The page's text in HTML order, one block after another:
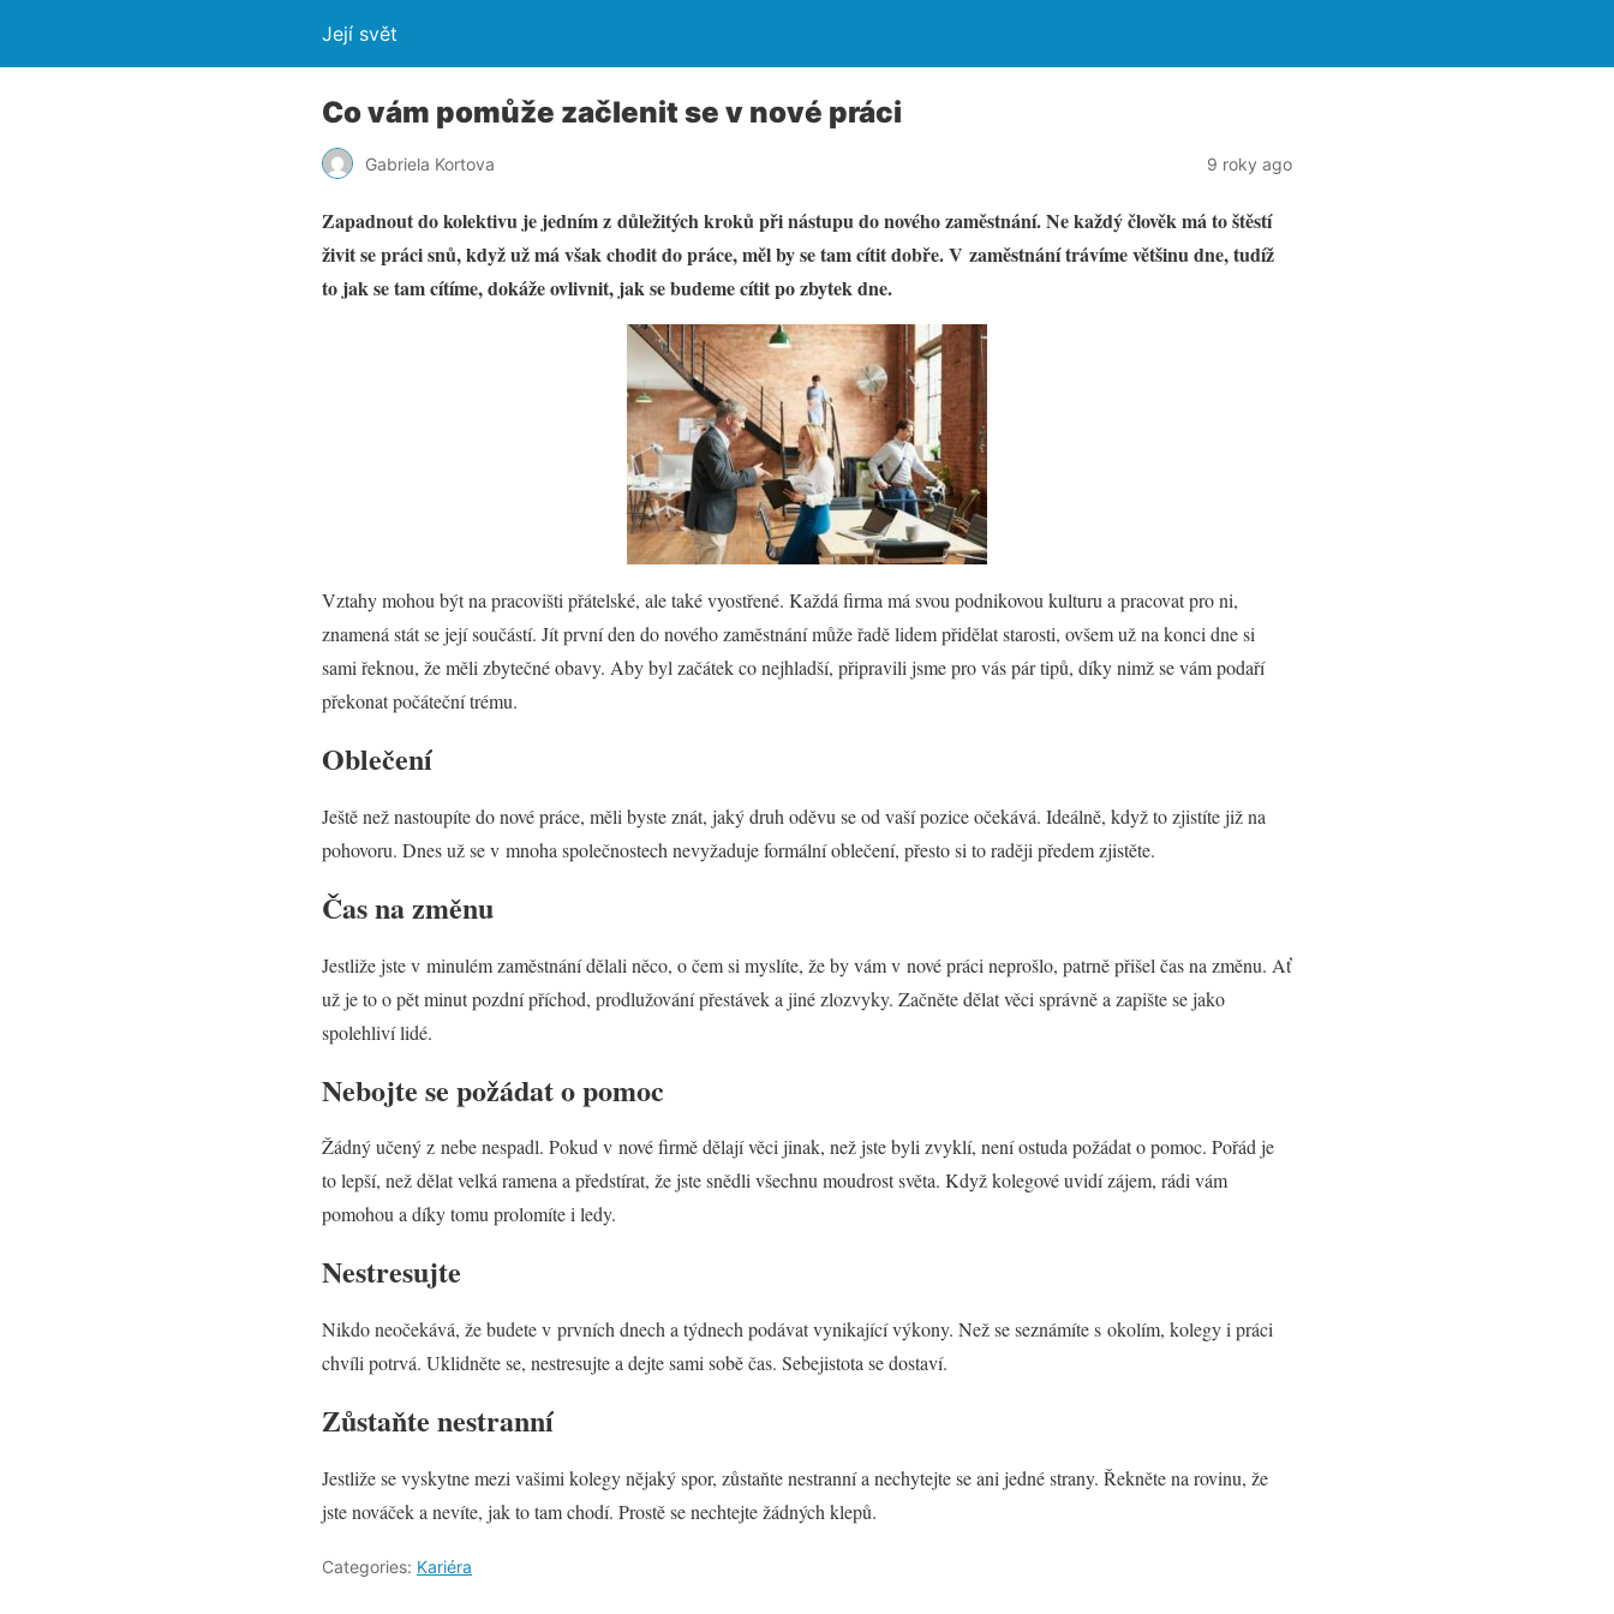
Její svět
Co vám pomůže začlenit se v nové práci
Gabriela Kortova 9 roky ago
Zapadnout do kolektivu je jedním z důležitých kroků při nástupu do nového zaměstnání. Ne každý člověk má to štěstí
živit se práci snů, když už má však chodit do práce, měl by se tam cítit dobře. V zaměstnání trávíme většinu dne, tudíž
to jak se tam cítíme, dokáže ovlivnit, jak se budeme cítit po zbytek dne.
Vztahy mohou být na pracovišti přátelské, ale také vyostřené. Každá firma má svou podnikovou kulturu a pracovat pro ni,
znamená stát se její součástí. Jít první den do nového zaměstnání může řadě lidem přidělat starosti, ovšem už na konci dne si
sami řeknou, že měli zbytečné obavy. Aby byl začátek co nejhladší, připravili jsme pro vás pár tipů, díky nimž se vám podaří
překonat počáteční trému.
Oblečení
Ještě než nastoupíte do nové práce, měli byste znát, jaký druh oděvu se od vaší pozice očekává. Ideálně, když to zjistíte již na
pohovoru. Dnes už se v mnoha společnostech nevyžaduje formální oblečení, přesto si to raději předem zjistěte.
Čas na změnu
Jestliže jste v minulém zaměstnání dělali něco, o čem si myslíte, že by vám v nové práci neprošlo, patrně přišel čas na změnu. Ať
už je to o pět minut pozdní příchod, prodlužování přestávek a jiné zlozvyky. Začněte dělat věci správně a zapište se jako
spolehliví lidé.
Nebojte se požádat o pomoc
Žádný učený z nebe nespadl. Pokud v nové firmě dělají věci jinak, než jste byli zvyklí, není ostuda požádat o pomoc. Pořád je
to lepší, než dělat velká ramena a předstírat, že jste snědli všechnu moudrost světa. Když kolegové uvidí zájem, rádi vám
pomohou a díky tomu prolomíte i ledy.
Nestresujte
Nikdo neočekává, že budete v prvních dnech a týdnech podávat vynikající výkony. Než se seznámíte s okolím, kolegy i práci
chvíli potrvá. Uklidněte se, nestresujte a dejte sami sobě čas. Sebejistota se dostaví.
Zůstaňte nestranní
Jestliže se vyskytne mezi vašimi kolegy nějaký spor, zůstaňte nestranní a nechytejte se ani jedné strany. Řekněte na rovinu, že
jste nováček a nevíte, jak to tam chodí. Prostě se nechtejte žádných klepů.
Categories: Kariéra